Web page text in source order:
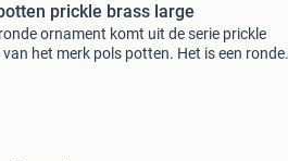
prickle brass large
ornament komt uit de serie prickle
van het merk pols potten. Het is een ronde